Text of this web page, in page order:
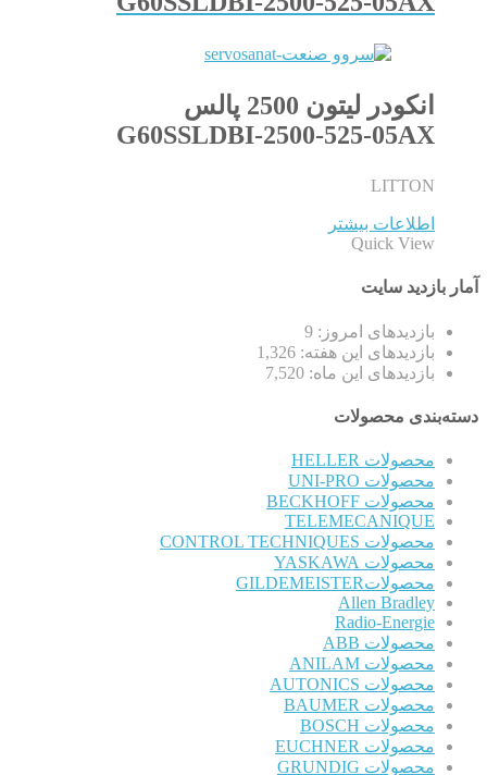
انکودر لیتون 2500 پالس
G60SSLDBI-2500-525-05AX
LITTON
اطلاعات بیشتر
Quick View
آمار بازدید سایت
بازدیدهای امروز: 9
بازدیدهای این هفته: 1,326
بازدیدهای این ماه: 7,520
دسته‌بندی محصولات
محصولات HELLER
محصولات UNI-PRO
محصولات BECKHOFF
TELEMECANIQUE
محصولات CONTROL TECHNIQUES
محصولات YASKAWA
محصولاتGILDEMEISTER
Allen Bradley
Radio-Energie
محصولات ABB
محصولات ANILAM
محصولات AUTONICS
محصولات BAUMER
محصولات BOSCH
محصولات EUCHNER
محصولات GRUNDIG